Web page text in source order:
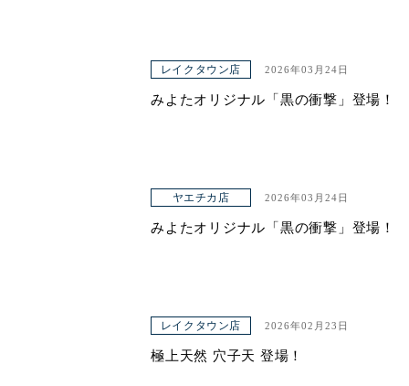
レイクタウン店 2026年03月24日
みよたオリジナル「黒の衝撃」登場！
ヤエチカ店 2026年03月24日
みよたオリジナル「黒の衝撃」登場！
レイクタウン店 2026年02月23日
極上天然 穴子天 登場！